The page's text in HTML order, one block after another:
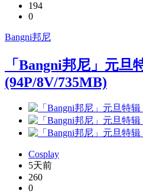
194
0
Bangni邦尼
「Bangni邦尼」元旦
(94P/8V/735MB)
Cosplay
5天前
260
0